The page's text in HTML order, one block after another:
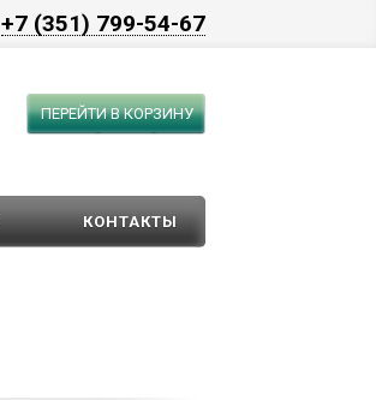
+7 (351) 799-54-67
ПЕРЕЙТИ В КОРЗИНУ
КОНТАКТЫ